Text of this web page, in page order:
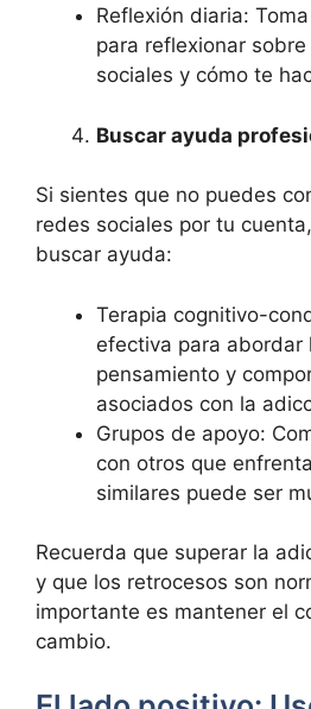
Reflexión diaria:
para reflexionar
sociales y cómo te
Buscar ayuda
Si sientes que no puedes
redes sociales por tu
buscar ayuda:
Terapia cognitivo-
efectiva para abordar
pensamiento y
asociados con la
Grupos de apoyo:
con otros que
similares puede ser
Recuerda que superar la
y que los retrocesos son
importante es mantener el
cambio.